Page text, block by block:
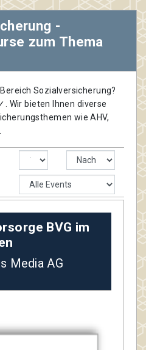
-
zum Thema
Sozialversicherung?
Wir bieten Ihnen diverse
wie AHV,
BVG im
Media AG